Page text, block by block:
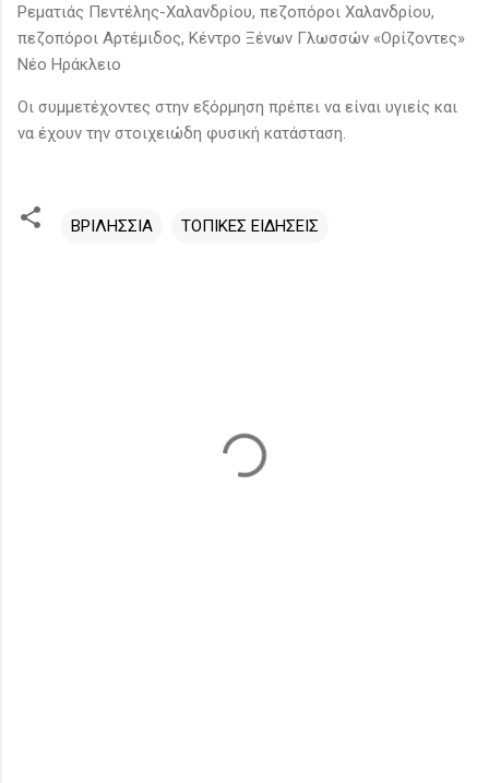
Ρεματιάς Πεντέλης-Χαλανδρίου, πεζοπόροι Χαλανδρίου,
πεζοπόροι Αρτέμιδος, Κέντρο Ξένων Γλωσσών «Ορίζοντες»
Νέο Ηράκλειο
Οι συμμετέχοντες στην εξόρμηση πρέπει να είναι υγιείς και
να έχουν την στοιχειώδη φυσική κατάσταση.
ΒΡΙΛΗΣΣΙΑ ΤΟΠΙΚΕΣ ΕΙΔΗΣΕΙΣ